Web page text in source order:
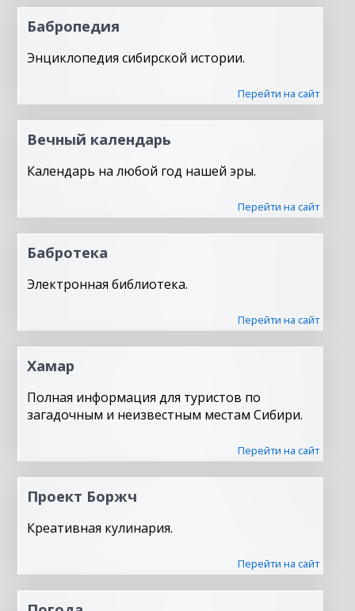
Бабропедия
Энциклопедия сибирской истории.
Перейти на сайт
Вечный календарь
Календарь на любой год нашей эры.
Перейти на сайт
Бабротека
Электронная библиотека.
Перейти на сайт
Хамар
Полная информация для туристов по
загадочным и неизвестным местам Сибири.
Перейти на сайт
Проект Боржч
Креативная кулинария.
Перейти на сайт